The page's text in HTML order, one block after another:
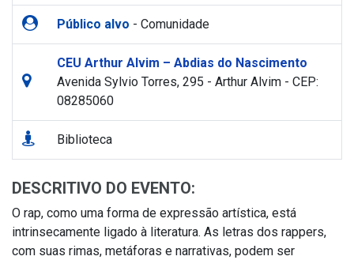
Público alvo - Comunidade
CEU Arthur Alvim – Abdias do Nascimento
Avenida Sylvio Torres, 295 - Arthur Alvim - CEP:
08285060
Biblioteca
DESCRITIVO DO EVENTO:
O rap, como uma forma de expressão artística, está
intrinsecamente ligado à literatura. As letras dos rappers,
com suas rimas, metáforas e narrativas, podem ser